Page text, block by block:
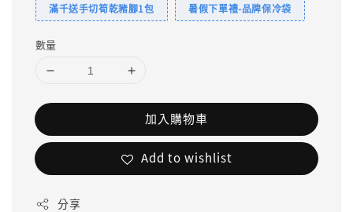
滿千送手切筍乾豬腳1包 暑假下單禮-品牌保冷袋
數量
加入購物車
Add to wishlist
分享